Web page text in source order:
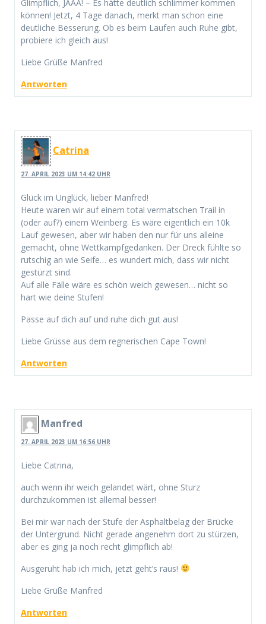
Glimpflich, JAAA! – Es hätte deutlich schlimmer kommen
können! Jetzt, 4 Tage danach, merkt man schon eine
deutliche Besserung. Ob es beim Laufen auch Ruhe gibt,
probiere ich gleich aus!
Liebe Grüße Manfred
Antworten
Catrina
27. APRIL 2023 UM 14:42 UHR
Glück im Unglück, lieber Manfred!
Heute waren wir auf einem total vermatschen Trail in
(oder auf?) einem Weinberg. Es wäre eigentlich ein 10k
Lauf gewesen, aber wir haben den nur für uns alleine
gemacht, ohne Wettkampfgedanken. Der Dreck fühlte so
rutschig an wie Seife… es wundert mich, dass wir nicht
gestürzt sind.
Auf alle Fälle wäre es schön weich gewesen… nicht so
hart wie deine Stufen!
Passe auf dich auf und ruhe dich gut aus!
Liebe Grüsse aus dem regnerischen Cape Town!
Antworten
Manfred
27. APRIL 2023 UM 16:56 UHR
Liebe Catrina,
auch wenn ihr weich gelandet wärt, ohne Sturz
durchzukommen ist allemal besser!
Bei mir war nach der Stufe der Asphaltbelag der Brücke
der Untergrund. Nicht gerade angenehm dort zu stürzen,
aber es ging ja noch recht glimpflich ab!
Ausgeruht hab ich mich, jetzt geht’s raus!
Liebe Grüße Manfred
Antworten